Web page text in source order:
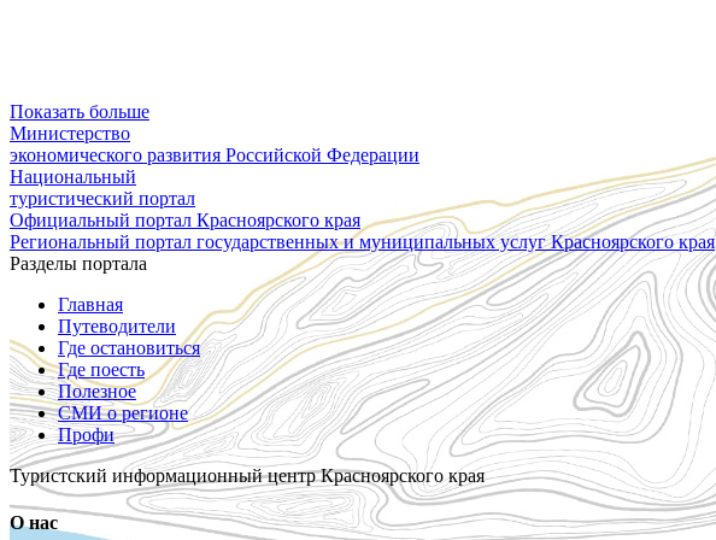
Показать больше
Министерство
экономического развития Российской Федерации
Национальный
туристический портал
Официальный портал Красноярского края
Региональный портал государственных и муниципальных услуг Красноярского края
Разделы портала
Главная
Путеводители
Где остановиться
Где поесть
Полезное
СМИ о регионе
Профи
Туристский информационный центр Красноярского края
О нас